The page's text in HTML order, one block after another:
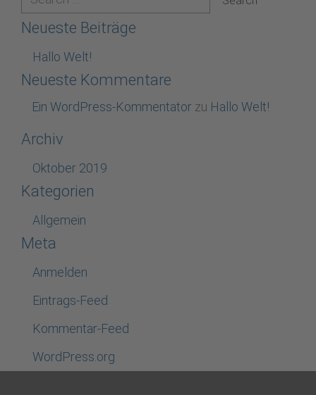
Neueste Beiträge
Hallo Welt!
Neueste Kommentare
Ein WordPress-Kommentator zu Hallo Welt!
Archiv
Oktober 2019
Kategorien
Allgemein
Meta
Anmelden
Eintrags-Feed
Kommentar-Feed
WordPress.org